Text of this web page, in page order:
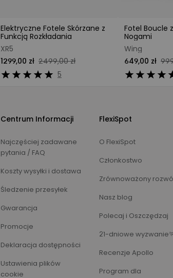
Elektryczne Fotele Skórzane z
Funkcją Rozkładania
XR5
1299,00 zł 2499,00 zł
5
Fotel Boucle
Nogami
Wing
649,00 zł
Centrum Informacji
Najczęściej zadawane
pytania / FAQ
Koszty wysyłki i dostawa
Śledzenie przesyłek
Gwarancja
Promocje
Deklaracja dostępności
Ustawienia plików
cookie
FlexiSpot
O FlexiSpot
Członkostwo
Zrównoważony
Nasz blog
Polecaj i Oszczędzaj
21-dniowe
Recenzje Apollo
Program dla